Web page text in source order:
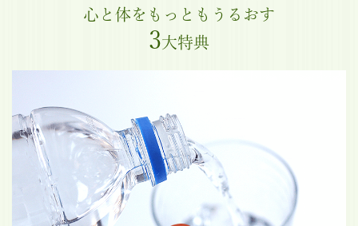
心と体をもっともうるおす
3大特典